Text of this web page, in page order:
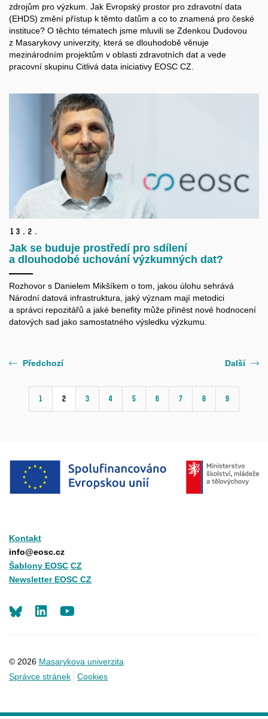
zdrojům pro výzkum. Jak Evropský prostor pro zdravotní data
(EHDS) změní přístup k těmto datům a co to znamená pro české
instituce? O těchto tématech jsme mluvili se Zdenkou Dudovou
z Masarykovy univerzity, která se dlouhodobě věnuje
mezinárodním projektům v oblasti zdravotních dat a vede
pracovní skupinu Citlivá data iniciativy EOSC CZ.
13. 2.
Jak se buduje prostředí pro sdílení
a dlouhodobé uchování výzkumných dat?
Rozhovor s Danielem Mikšíkem o tom, jakou úlohu sehrává
Národní datová infrastruktura, jaký význam mají metodici
a správci repozitářů a jaké benefity může přinést nové hodnocení
datových sad jako samostatného výsledku výzkumu.
Předchozí
1 2 3 4 5 6 7 8 9
Další
Kontakt
info@eosc.cz
Šablony EOSC CZ
Newsletter EOSC CZ
© 2026 Masarykova univerzita
Správce stránek
Cookies
LinkedIn